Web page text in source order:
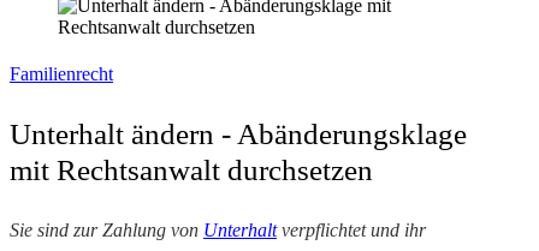
Familienrecht
Unterhalt ändern - Abänderungsklage
mit Rechtsanwalt durchsetzen
Sie sind zur Zahlung von Unterhaltverpflichtet und ihr